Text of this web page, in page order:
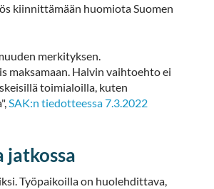
kiinnittämään huomiota Suomen
merkityksen.
maksamaan. Halvin vaihtoehto ei
toimialoilla, kuten
SAK:n tiedotteessa 7.3.2022
jatkossa
Työpaikoilla on huolehdittava,